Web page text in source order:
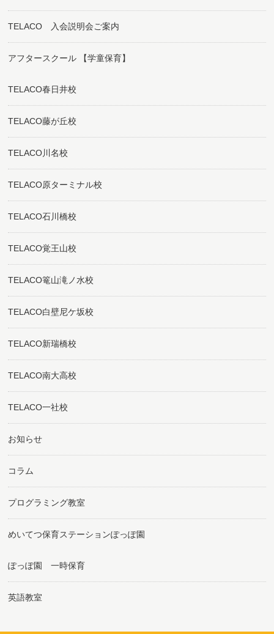
TELACO 入会説明会ご案内
アフタースクール 【学童保育】
TELACO春日井校
TELACO藤が丘校
TELACO川名校
TELACO原ターミナル校
TELACO石川橋校
TELACO覚王山校
TELACO篭山滝ノ水校
TELACO白壁尼ケ坂校
TELACO新瑞橋校
TELACO南大高校
TELACO一社校
お知らせ
コラム
プログラミング教室
めいてつ保育ステーションぽっぽ園
ぽっぽ園 一時保育
英語教室